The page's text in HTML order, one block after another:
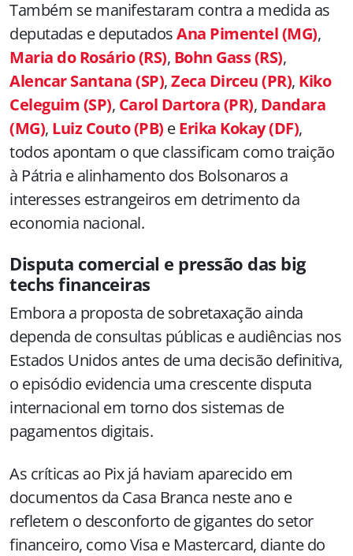
Também se manifestaram contra a medida as
deputadas e deputadosAna Pimentel (MG),
Maria do Rosário (RS), Bohn Gass (RS),
Alencar Santana (SP),Zeca Dirceu (PR), Kiko
Celeguim (SP), Carol Dartora (PR), Dandara
(MG), Luiz Couto (PB) eErika Kokay (DF),
todos apontam o que classificam como traição
à Pátria e alinhamento dos Bolsonaros a
interesses estrangeiros em detrimento da
economia nacional.
Disputa comercial e pressão das big
techs financeiras
Embora a proposta de sobretaxação ainda
dependa de consultas públicas e audiências nos
Estados Unidos antes de uma decisão definitiva,
o episódio evidencia uma crescente disputa
internacional em torno dos sistemas de
pagamentos digitais.
As críticas ao Pix já haviam aparecido em
documentos da Casa Branca neste ano e
refletem o desconforto de gigantes do setor
financeiro, como Visa e Mastercard, diante do